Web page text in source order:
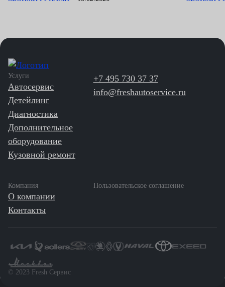
Услуги
Автосервис
Детейлинг
Диагностика
Дополнительное
оборудование
Кузовной ремонт
Компания
О компании
Контакты
Пользовательское соглашение
+7 495 730 37 37
info@freshautoservice.ru
©️ 2023 Fresh Сервис